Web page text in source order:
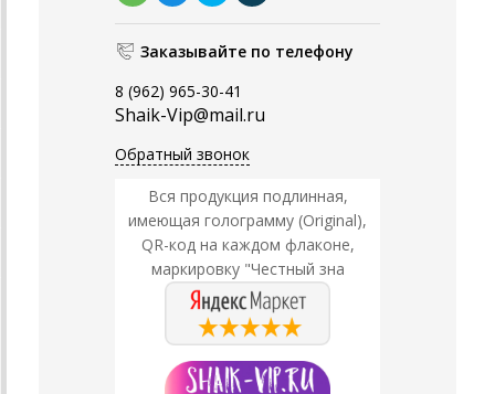
Заказывайте по телефону
8 (962) 965-30-41
Shaik-Vip@mail.ru
Обратный звонок
Вся продукция подлинная,
имеющая голограмму (Original),
QR-код на каждом флаконе,
маркировку "Честный зна